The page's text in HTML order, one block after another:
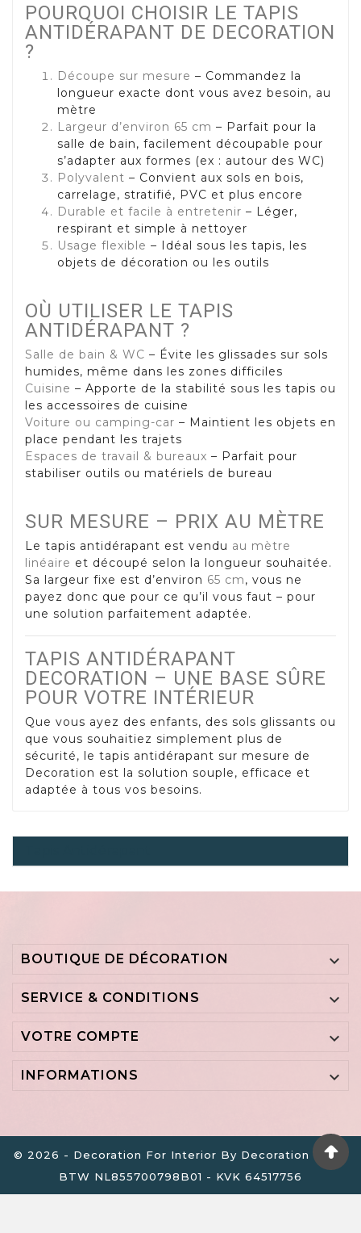
POURQUOI CHOISIR LE TAPIS
ANTIDÉRAPANT DE DECORATION
?
Découpe sur mesure – Commandez la
longueur exacte dont vous avez besoin, au
mètre
Largeur d’environ 65 cm – Parfait pour la
salle de bain, facilement découpable pour
s’adapter aux formes (ex : autour des WC)
Polyvalent – Convient aux sols en bois,
carrelage, stratifié, PVC et plus encore
Durable et facile à entretenir – Léger,
respirant et simple à nettoyer
Usage flexible – Idéal sous les tapis, les
objets de décoration ou les outils
OÙ UTILISER LE TAPIS
ANTIDÉRAPANT ?
Salle de bain & WC – Évite les glissades sur sols
humides, même dans les zones difficiles
Cuisine – Apporte de la stabilité sous les tapis ou
les accessoires de cuisine
Voiture ou camping-car – Maintient les objets en
place pendant les trajets
Espaces de travail & bureaux – Parfait pour
stabiliser outils ou matériels de bureau
SUR MESURE – PRIX AU MÈTRE
Le tapis antidérapant est vendu au mètre
linéaire et découpé selon la longueur souhaitée.
Sa largeur fixe est d’environ 65 cm, vous ne
payez donc que pour ce qu’il vous faut – pour
une solution parfaitement adaptée.
TAPIS ANTIDÉRAPANT
DECORATION – UNE BASE SÛRE
POUR VOTRE INTÉRIEUR
Que vous ayez des enfants, des sols glissants ou
que vous souhaitiez simplement plus de
sécurité, le tapis antidérapant sur mesure de
Decoration est la solution souple, efficace et
adaptée à tous vos besoins.
BOUTIQUE DE DÉCORATION 
SERVICE & CONDITIONS 
VOTRE COMPTE 
INFORMATIONS 
© 2026 - Decoration For Interior By Decoration B.V. -
BTW NL855700798B01 - KVK 64517756